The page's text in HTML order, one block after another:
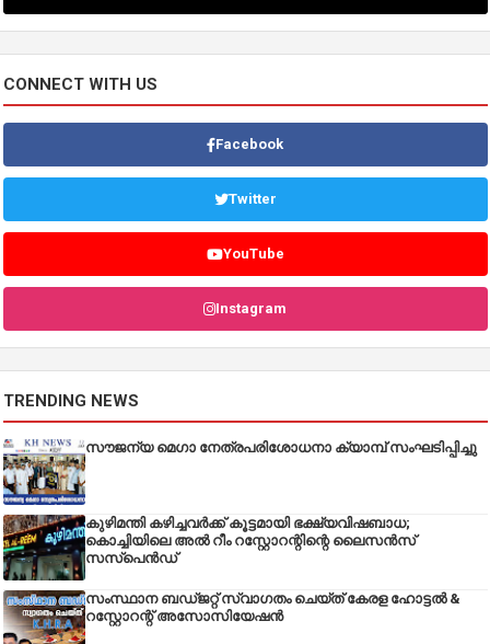
CONNECT WITH US
Facebook
Twitter
YouTube
Instagram
TRENDING NEWS
സൗജന്യ മെഗാ നേത്രപരിശോധനാ ക്യാമ്പ് സംഘടിപ്പിച്ചു
കുഴിമന്തി കഴിച്ചവർക്ക് കൂട്ടമായി ഭക്ഷ്യവിഷബാധ;
കൊച്ചിയിലെ അൽ റീം റസ്റ്റോറന്റിന്റെ ലൈസൻസ്
സസ്പെൻഡ്
സംസ്ഥാന ബഡ്‌ജറ്റ് സ്വാഗതം ചെയ്ത് കേരള ഹോട്ടൽ &
റസ്റ്റോറന്റ് അസോസിയേഷൻ